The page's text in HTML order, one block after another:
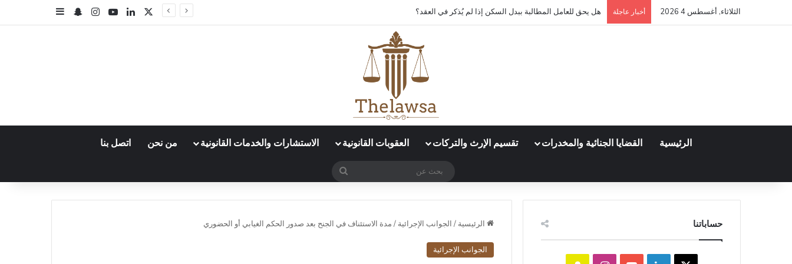
الثلاثاء, أغسطس 4 2026 أخبار عاجلة هل يحق للعامل المطالبة ببدل السكن إذا لم يُذكر في العقد؟ لينكدإن‫YouTubeانستقرامسناب تشات
إضافة عمود
الرئيسية القضايا الجنائية والمخدرات تقسيم الإرث والتركات العقوبات القانونية الاستشارات والخدمات القانونية من نحن اتصل بنا
بحث
الرئيسية / الجوانب الإجرائية / مدة الاستئناف في الجنح بعد صدور الحكم الغيابي أو الحضوري
الجوانب الإجرائية
حساباتنا